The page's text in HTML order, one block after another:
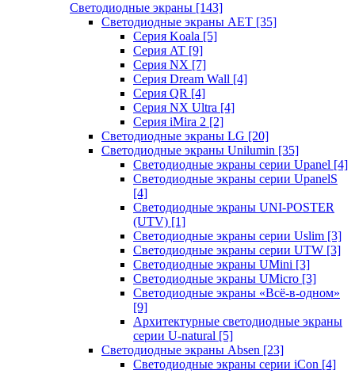
Светодиодные экраны [143]
Светодиодные экраны AET [35]
Cерия Koala [5]
Серия AT [9]
Серия NX [7]
Серия Dream Wall [4]
Серия QR [4]
Серия NX Ultra [4]
Серия iMira 2 [2]
Светодиодные экраны LG [20]
Светодиодные экраны Unilumin [35]
Светодиодные экраны серии Upanel [4]
Светодиодные экраны серии UpanelS
[4]
Светодиодные экраны UNI-POSTER
(UTV) [1]
Светодиодные экраны серии Uslim [3]
Светодиодные экраны серии UTW [3]
Светодиодные экраны UMini [3]
Светодиодные экраны UMicro [3]
Светодиодные экраны «Всё-в-одном»
[9]
Архитектурные светодиодные экраны
серии U-natural [5]
Светодиодные экраны Absen [23]
Светодиодные экраны серии iCon [4]